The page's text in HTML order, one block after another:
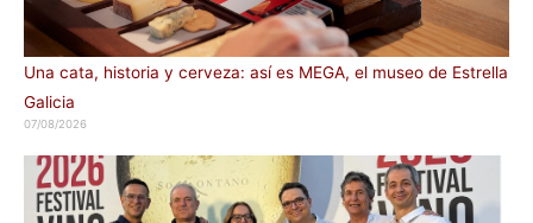
Una cata, historia y cerveza: así es MEGA, el museo de Estrella
Galicia
07/08/2026